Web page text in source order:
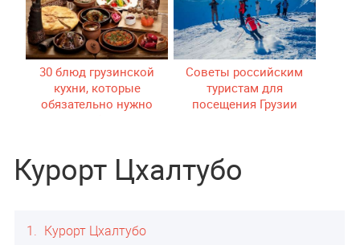
30 блюд грузинской
кухни, которые
обязательно нужно
Советы российским
туристам для
посещения Грузии
Курорт Цхалтубо
1
Курорт Цхалтубо